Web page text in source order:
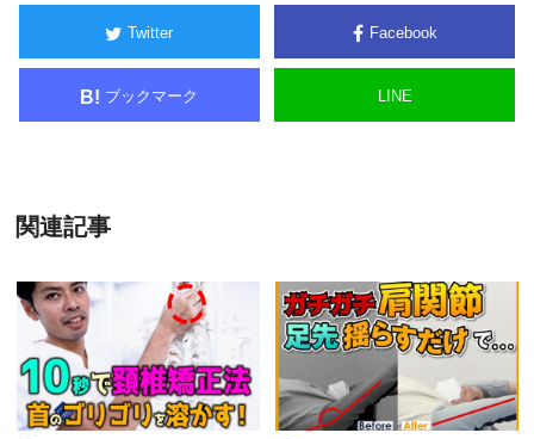
Twitter Facebook
B! ブックマーク LINE
関連記事